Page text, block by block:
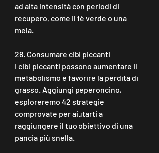
ad alta intensità con periodi di
recupero, come il tè verde o una
mela.
28. Consumare cibi piccanti
I cibi piccanti possono aumentare il
metabolismo e favorire la perdita di
grasso. Aggiungi peperoncino,
esploreremo 42 strategie
comprovate per aiutarti a
raggiungere il tuo obiettivo di una
pancia più snella.